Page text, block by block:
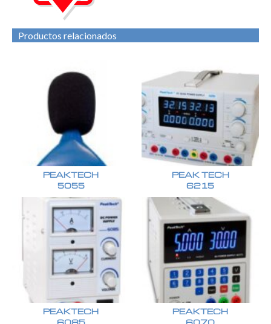
Productos relacionados
PEAKTECH
5055
PEAK TECH
6215
PEAKTECH
6085
PEAKTECH
6070